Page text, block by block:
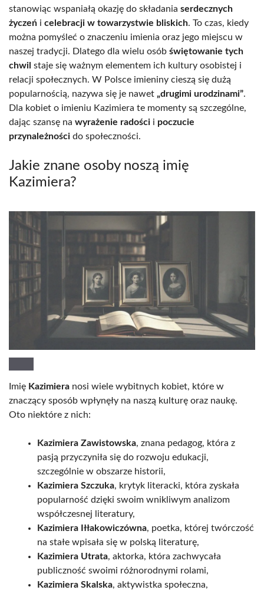
stanowiąc wspaniałą okazję do składania serdecznych
życzeń i celebracji w towarzystwie bliskich. To czas, kiedy
można pomyśleć o znaczeniu imienia oraz jego miejscu w
naszej tradycji. Dlatego dla wielu osób świętowanie tych
chwil staje się ważnym elementem ich kultury osobistej i
relacji społecznych. W Polsce imieniny cieszą się dużą
popularnością, nazywa się je nawet „drugimi urodzinami”.
Dla kobiet o imieniu Kazimiera te momenty są szczególne,
dając szansę na wyrażenie radości i poczucie
przynależności do społeczności.
Jakie znane osoby noszą imię
Kazimiera?
Imię Kazimiera nosi wiele wybitnych kobiet, które w
znaczący sposób wpłynęły na naszą kulturę oraz naukę.
Oto niektóre z nich:
Kazimiera Zawistowska, znana pedagog, która z
pasją przyczyniła się do rozwoju edukacji,
szczególnie w obszarze historii,
Kazimiera Szczuka, krytyk literacki, która zyskała
popularność dzięki swoim wnikliwym analizom
współczesnej literatury,
Kazimiera Iłłakowiczówna, poetka, której twórczość
na stałe wpisała się w polską literaturę,
Kazimiera Utrata, aktorka, która zachwycała
publiczność swoimi różnorodnymi rolami,
Kazimiera Skalska, aktywistka społeczna,